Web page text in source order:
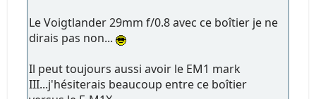
Le Voigtlander 29mm f/0.8 avec ce boîtier je ne
dirais pas non...
Il peut toujours aussi avoir le EM1 mark
III...j'hésiterais beaucoup entre ce boîtier